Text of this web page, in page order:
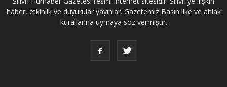
haber, etkinlik ve duyurular yayınlar. Gazetemiz Basın ilke ve ahlak
kurallarına uymaya söz vermiştir.